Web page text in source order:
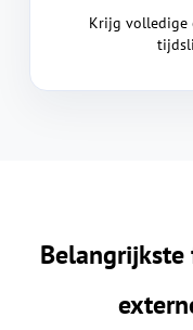
Krijg volledige